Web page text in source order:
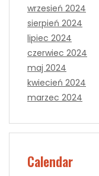
wrzesień 2024
sierpień 2024
lipiec 2024
czerwiec 2024
maj 2024
kwiecień 2024
marzec 2024
Calendar